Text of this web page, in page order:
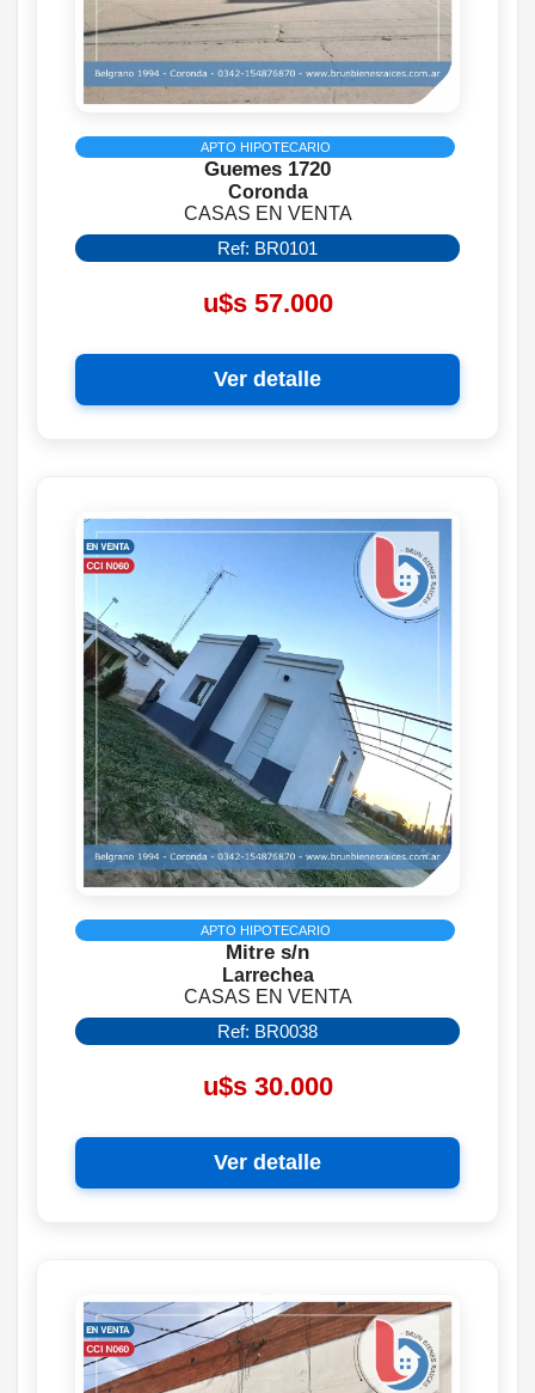
APTO HIPOTECARIO
Guemes 1720
Coronda
CASAS EN VENTA
Ref: BR0101
u$s 57.000
Ver detalle
APTO HIPOTECARIO
Mitre s/n
Larrechea
CASAS EN VENTA
Ref: BR0038
u$s 30.000
Ver detalle